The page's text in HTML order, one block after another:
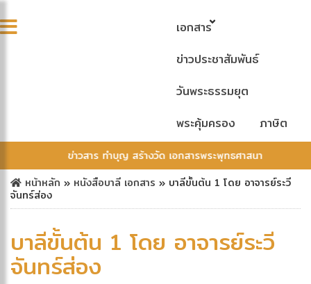
เอกสาร
ข่าวประชาสัมพันธ์
วันพระธรรมยุต
พระคุ้มครอง
ภาษิต
ข่าวสาร ทำบุญ สร้างวัด เอกสารพระพุทธศาสนา
หน้าหลัก » หนังสือบาลี เอกสาร » บาลีขั้นต้น 1 โดย อาจารย์ระวี
จันทร์ส่อง
บาลีขั้นต้น 1 โดย อาจารย์ระวี
จันทร์ส่อง